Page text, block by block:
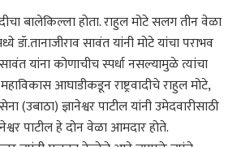
बालेकिल्ला होता. राहुल मोटे सलग तीन वेळा
डॉ.तानाजीराव सावंत यांनी मोटे यांचा पराभव
यांना कोणाचीच स्पर्धा नसल्यामुळे त्यांचा
आघाडीकडून राष्ट्रवादीचे राहुल मोटे,
(उबाठा) ज्ञानेश्वर पाटील यांनी उमेदवारीसाठी
पाटील हे दोन वेळा आमदार होते.